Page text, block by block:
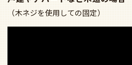
（木ネジを使用しての固定）